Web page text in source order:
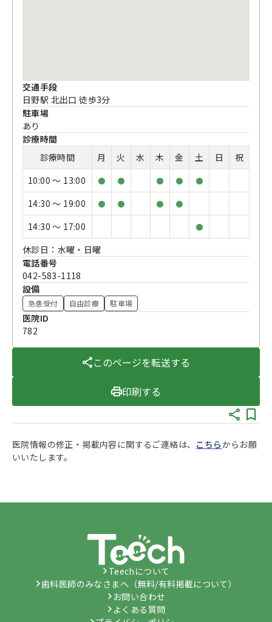
交通手段
日野駅 北出口 徒歩3分
駐車場
あり
診療時間
診療時間
月 火 水 木 金 土 日
祝
10:00 〜 13:00
● ● ● ● ●
14:30 〜 19:00 ● ● ● ●
14:30 〜 17:00 ●
休診日：水曜・日曜
電話番号
042-583-1118
設備
急患受付 自由診療 駐車場
医院ID
782
このページを転送する
印刷する
医院情報の修正・掲載内容に関するご連絡は、 こちらからお願
いいたします。
Teechについて
歯科医師のみなさまへ（無料/有料掲載について）
お問い合わせ
よくある質問